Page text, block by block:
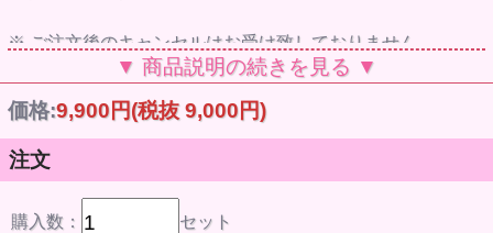
※ ご注文後のキャンセルはお受け致しておりません。
▼ 商品説明の続きを見る ▼
価格:9,900円(税抜 9,000円)
注文
購入数： セット